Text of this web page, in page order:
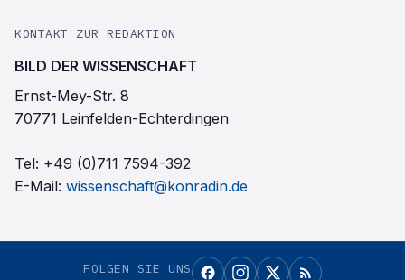
KONTAKT ZUR REDAKTION
BILD DER WISSENSCHAFT
Ernst-Mey-Str. 8
70771 Leinfelden-Echterdingen
Tel: +49 (0)711 7594-392
E-Mail: wissenschaft@konradin.de
FOLGEN SIE UNS